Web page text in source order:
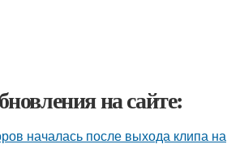
на сайте:
началась после выхода клипа на